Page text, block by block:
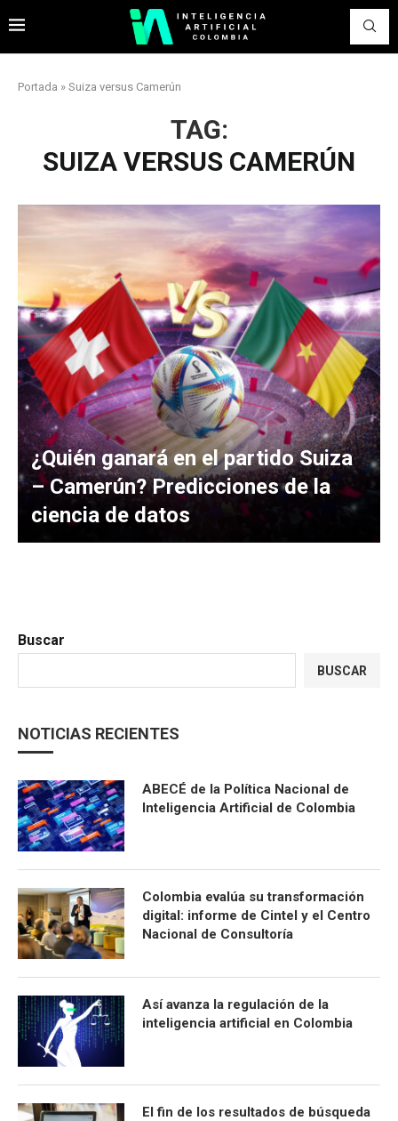
Portada » Suiza versus Camerún
TAG:
SUIZA VERSUS CAMERÚN
¿Quién ganará en el partido Suiza
– Camerún? Predicciones de la
ciencia de datos
Buscar
BUSCAR
NOTICIAS RECIENTES
ABECÉ de la Política Nacional de
Inteligencia Artificial de Colombia
Colombia evalúa su transformación
digital: informe de Cintel y el Centro
Nacional de Consultoría
Así avanza la regulación de la
inteligencia artificial en Colombia
El fin de los resultados de búsqueda